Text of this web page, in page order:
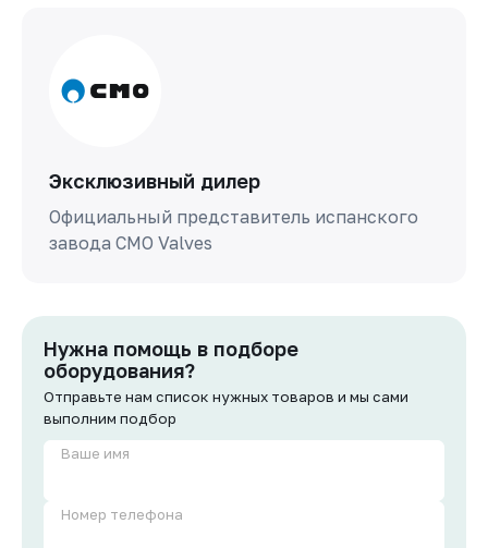
Эксклюзивный дилер
Официальный представитель испанского
завода СМО Valves
Нужна помощь в подборе
оборудования?
Отправьте нам список нужных товаров и мы сами
выполним подбор
Ваше имя
Номер телефона